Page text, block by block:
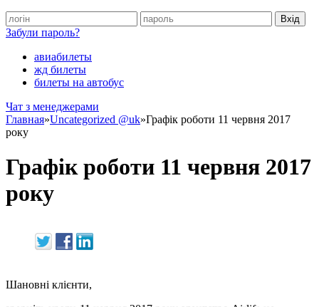
Забули пароль?
авиабилеты
жд билеты
билеты на автобус
Чат з менеджерами
Главная»Uncategorized @uk»Графік роботи 11 червня 2017
року
Графік роботи 11 червня 2017
року
Шановні клієнти,